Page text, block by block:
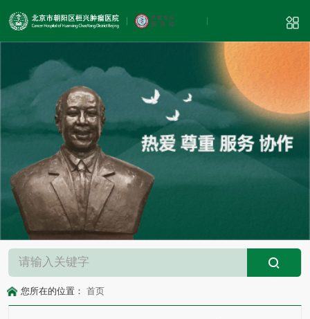
您所在的位置： 首页